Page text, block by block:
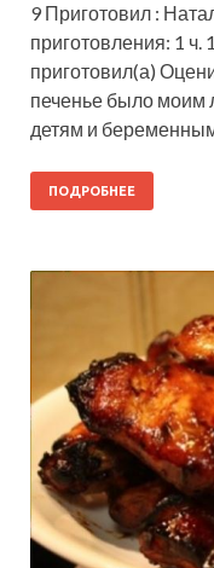
9 Приготовил :
приготовления: 1
приготовил(а)
печенье было
детям и
ПОДРОБНЕЕ